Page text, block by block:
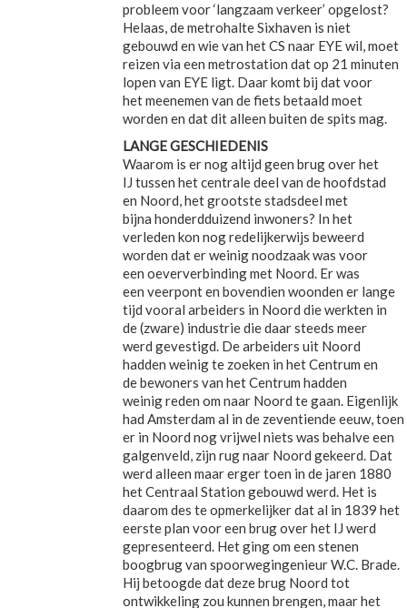
probleem voor ‘langzaam verkeer’ opgelost?
Helaas, de metrohalte Sixhaven is niet
gebouwd en wie van het CS naar EYE wil, moet
reizen via een metrostation dat op 21 minuten
lopen van EYE ligt. Daar komt bij dat voor
het meenemen van de fiets betaald moet
worden en dat dit alleen buiten de spits mag.
LANGE GESCHIEDENIS
Waarom is er nog altijd geen brug over het
IJ tussen het centrale deel van de hoofdstad
en Noord, het grootste stadsdeel met
bijna honderdduizend inwoners? In het
verleden kon nog redelijkerwijs beweerd
worden dat er weinig noodzaak was voor
een oeververbinding met Noord. Er was
een veerpont en bovendien woonden er lange
tijd vooral arbeiders in Noord die werkten in
de (zware) industrie die daar steeds meer
werd gevestigd. De arbeiders uit Noord
hadden weinig te zoeken in het Centrum en
de bewoners van het Centrum hadden
weinig reden om naar Noord te gaan. Eigenlijk
had Amsterdam al in de zeventiende eeuw, toen
er in Noord nog vrijwel niets was behalve een
galgenveld, zijn rug naar Noord gekeerd. Dat
werd alleen maar erger toen in de jaren 1880
het Centraal Station gebouwd werd. Het is
daarom des te opmerkelijker dat al in 1839 het
eerste plan voor een brug over het IJ werd
gepresenteerd. Het ging om een stenen
boogbrug van spoorwegingenieur W.C. Brade.
Hij betoogde dat deze brug Noord tot
ontwikkeling zou kunnen brengen, maar het